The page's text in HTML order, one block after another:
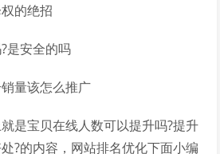
的绝招
是安全的吗
量该怎么推广
是宝贝在线人数可以提升吗?提升
?的内容，网站排名优化下面小编